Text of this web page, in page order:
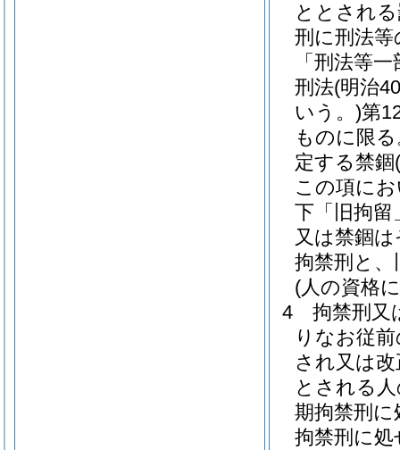
ととされ
刑に刑法
「刑法等
刑法(明治
いう。)第
ものに限
定する禁錮
この項に
下「旧拘
又は禁錮
拘禁刑と
(人の資格
4
拘禁刑又
りなお従
され又は
とされる
期拘禁刑
拘禁刑に